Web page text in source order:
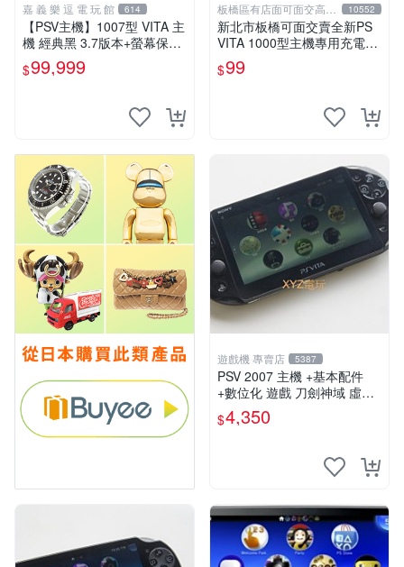
嘉 義 樂 逗 電 玩 館 614
【PSV主機】1007型 VITA 主
機 經典黑 3.7版本+螢幕保護
貼+主機收納包【9成新】✪中
古二手✪嘉義樂逗電玩館
$99,999
板橋區有店面可面交高價
回收電玩
10552
新北市板橋可面交賣全新PS
VITA 1000型主機專用充電
線....超便宜只賣99元
$99
遊戲機 專賣店 5387
PSV 2007 主機 +基本配件
+數位化 遊戲 刀劍神域 虛空
幻界 保修一年
$4,350